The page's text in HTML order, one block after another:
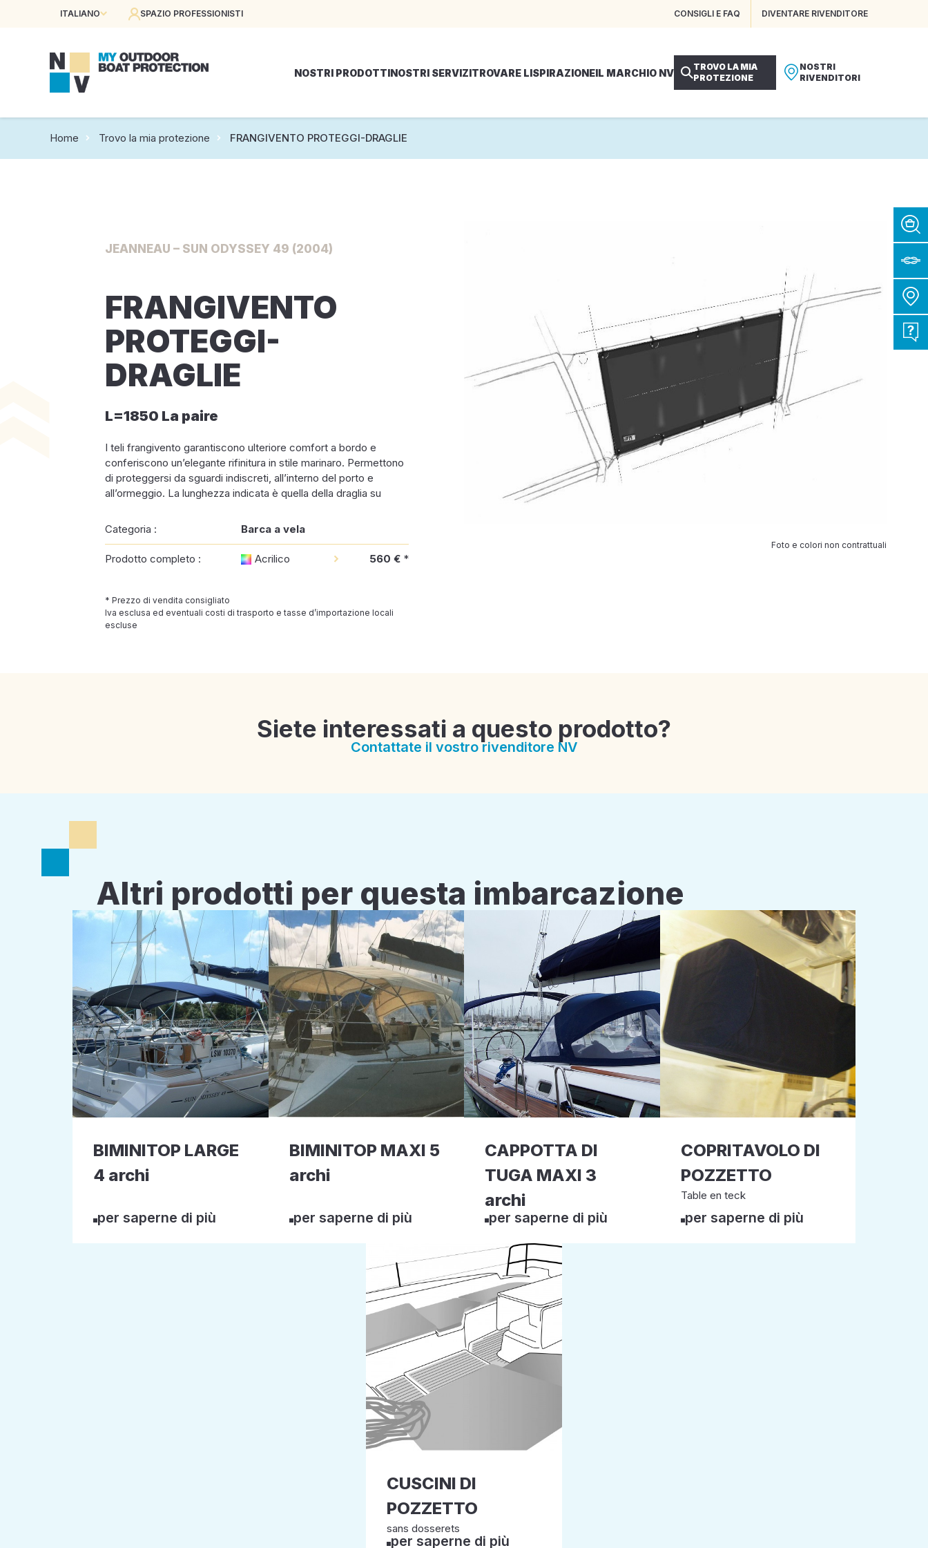
ITALIANO SPAZIO PROFESSIONISTI CONSIGLI E FAQ DIVENTARE RIVENDITORE
NOSTRI PRODOTTINOSTRI SERVIZITROVARE LISPIRAZIONEIL MARCHIO NV
TROVO LA MIA
PROTEZIONE
NOSTRI
RIVENDITORI
Home Trovo la mia protezione FRANGIVENTO PROTEGGI-DRAGLIE
JEANNEAU – SUN ODYSSEY 49 (2004)
FRANGIVENTO
PROTEGGI-
DRAGLIE
L=1850 La paire
I teli frangivento garantiscono ulteriore comfort a bordo e
conferiscono un’elegante rifinitura in stile marinaro. Permettono
di proteggersi da sguardi indiscreti, all’interno del porto e
all’ormeggio. La lunghezza indicata è quella della draglia su
Categoria : Barca a vela
Prodotto completo : Acrilico 560 € *
* Prezzo di vendita consigliato
Iva esclusa ed eventuali costi di trasporto e tasse d’importazione locali
escluse
Foto e colori non contrattuali
Siete interessati a questo prodotto?
Contattate il vostro rivenditore NV
Altri prodotti per questa imbarcazione
BIMINITOP LARGE
4 archi
per saperne di più
BIMINITOP MAXI 5
archi
per saperne di più
CAPPOTTA DI
TUGA MAXI 3
archi
per saperne di più
COPRITAVOLO DI
POZZETTO
Table en teck
per saperne di più
CUSCINI DI
POZZETTO
sans dosserets
per saperne di più